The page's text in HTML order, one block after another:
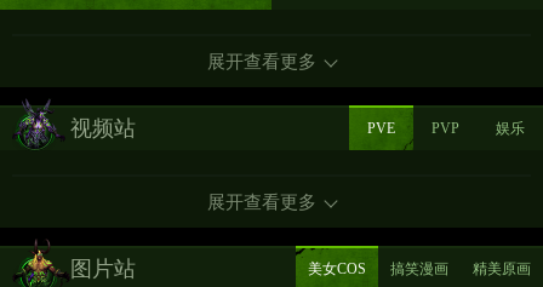
展开查看更多
视频站 PVE PVP 娱乐
展开查看更多
图片站 美女COS 搞笑漫画 精美原画